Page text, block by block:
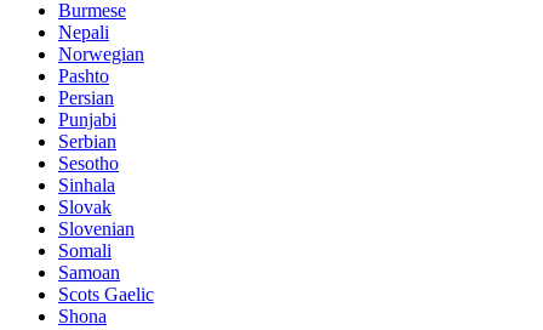
Burmese
Nepali
Norwegian
Pashto
Persian
Punjabi
Serbian
Sesotho
Sinhala
Slovak
Slovenian
Somali
Samoan
Scots Gaelic
Shona